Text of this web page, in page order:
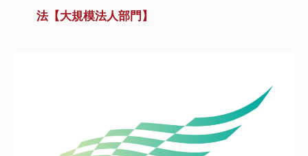
法【大規模法人部門】